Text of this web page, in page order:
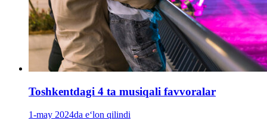
Toshkentdagi 4 ta musiqali favvoralar
1-may 2024da e‘lon qilindi